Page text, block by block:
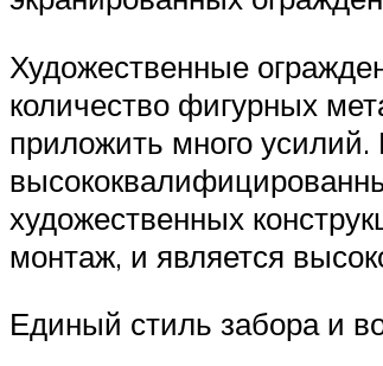
Художественные
количество фигурных
приложить много усилий.
художественных
монтаж, и является
Единый стиль забора и